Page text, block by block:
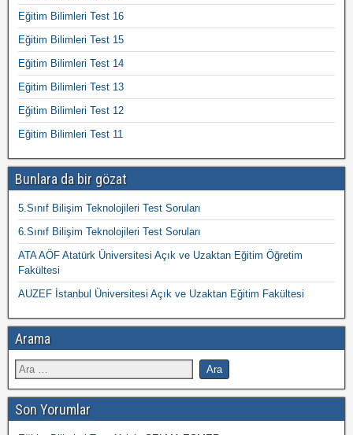
Eğitim Bilimleri Test 16
Eğitim Bilimleri Test 15
Eğitim Bilimleri Test 14
Eğitim Bilimleri Test 13
Eğitim Bilimleri Test 12
Eğitim Bilimleri Test 11
Bunlara da bir gözat
5.Sınıf Bilişim Teknolojileri Test Soruları
6.Sınıf Bilişim Teknolojileri Test Soruları
ATA AÖF Atatürk Üniversitesi Açık ve Uzaktan Eğitim Öğretim
Fakültesi
AUZEF İstanbul Üniversitesi Açık ve Uzaktan Eğitim Fakültesi
Arama
Son Yorumlar